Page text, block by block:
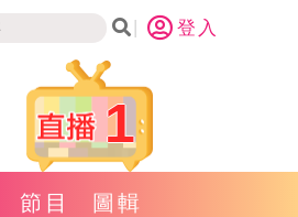
登入
1
節目 圖輯